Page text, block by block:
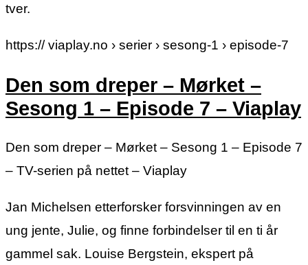
tver.
https:// viaplay.no › serier › sesong-1 › episode-7
Den som dreper – Mørket –
Sesong 1 – Episode 7 – Viaplay
Den som dreper – Mørket – Sesong 1 – Episode 7
– TV-serien på nettet – Viaplay
Jan Michelsen etterforsker forsvinningen av en
ung jente, Julie, og finne forbindelser til en ti år
gammel sak. Louise Bergstein, ekspert på